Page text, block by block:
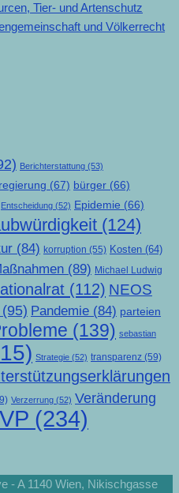
Tier- und Artenschutz
und Völkerrecht
Berichterstattung (53)
(67) bürger (66)
Entscheidung (52) Epidemie (66)
(124)
(84) korruption (55) Kosten (64)
(89) Michael Ludwig
(112) NEOS
(95) Pandemie (84) parteien
(139) sebastian
Strategie (52) transparenz (59)
Verzerrung (52) Veränderung
(234)
- A 1140 Wien, Nikischgasse